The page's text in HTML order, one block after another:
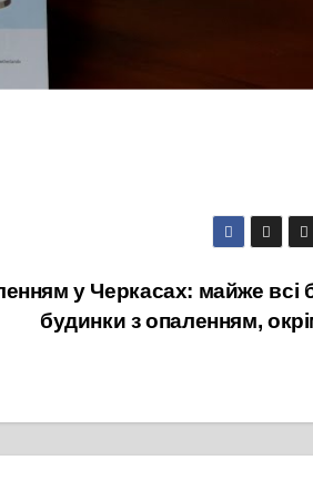
у Черкасах: майже всі
будинки з опаленням,